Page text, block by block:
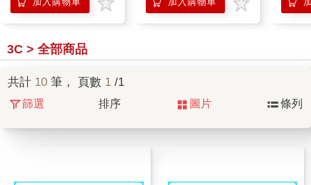
3C > 全部商品
共計 10 筆， 頁數 1 /1
篩選 排序 圖片 條列